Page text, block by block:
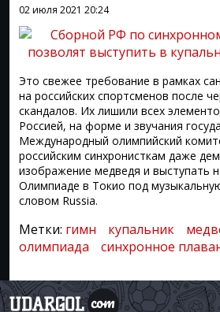
02 июля 2021 20:24
Это свежее требование в рамках
на российских спортсменов после
скандалов. Их лишили всех
Россией, на форме и звучания
Международный олимпийский
российским синхронисткам даже
изображение медведя и выступать
Олимпиаде в Токио под
словом Russia.
Метки: гимн купальник
олимпиада
синхронное